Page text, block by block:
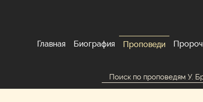
Главная Биография Проповеди